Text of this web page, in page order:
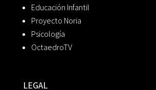
Educación Infantil
Proyecto Noria
Psicología
OctaedroTV
LEGAL